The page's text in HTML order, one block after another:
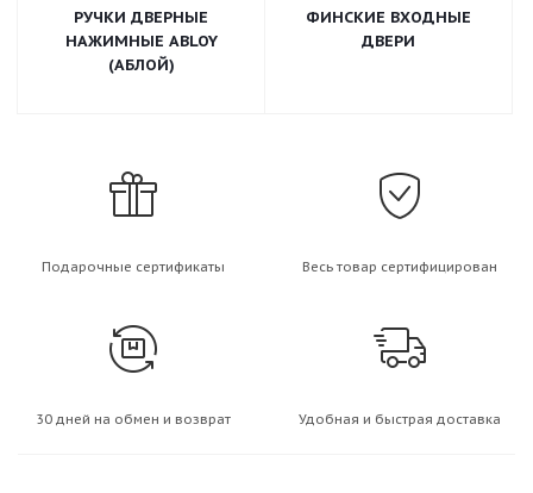
РУЧКИ ДВЕРНЫЕ
НАЖИМНЫЕ ABLOY
(АБЛОЙ)
ФИНСКИЕ ВХОДНЫЕ
ДВЕРИ
Подарочные сертификаты Весь товар сертифицирован
30 дней на обмен и возврат Удобная и быстрая доставка